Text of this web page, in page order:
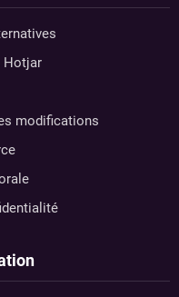
Hotjar
modifications